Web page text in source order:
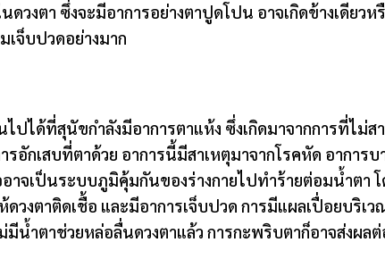
วงตา ซึ่งจะมีอาการอย่างตาปูดโปน อาจเกิดข้างเดียว
เจ็บปวดอย่างมาก
ได้ที่สุนัขกำลังมีอาการตาแห้ง ซึ่งเกิดมาจากการที่ไม่ส
รอักเสบที่ตาด้วย อาการนี้มีสาเหตุมาจากโรคหัด อาการ
าจเป็นระบบภูมิคุ้มกันของร่างกายไปทำร้ายต่อมน้ำตา
ดวงตาติดเชื้อ และมีอาการเจ็บปวด การมีแผลเปื่อยบริเ
น้ำตาช่วยหล่อลื่นดวงตาแล้ว การกะพริบตาก็อาจส่งผลต่